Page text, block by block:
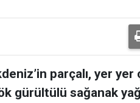
parçalı, yer
gürültülü sağanak